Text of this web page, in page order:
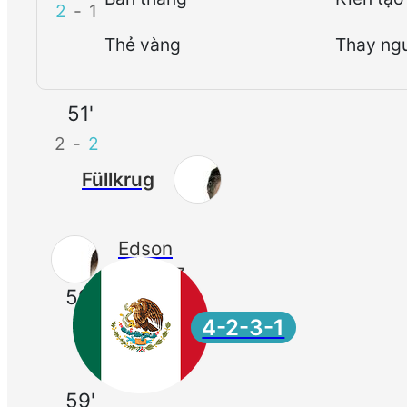
2 - 1
51'
2 - 2
Füllkrug
Edson
Álvarez
59'
59'
Thẻ vàng Thay
4-2-3-1